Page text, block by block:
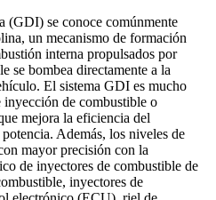
(GDI) se conoce comúnmente
un mecanismo de formación
interna propulsados ​​por
se bombea directamente a la
El sistema GDI es mucho
inyección de combustible o
mejora la eficiencia del
Además, los niveles de
mayor precisión con la
de inyectores de combustible de
inyectores de